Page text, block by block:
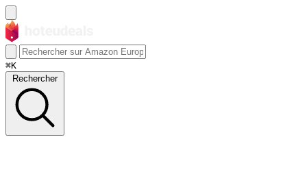
⌘K
Rechercher